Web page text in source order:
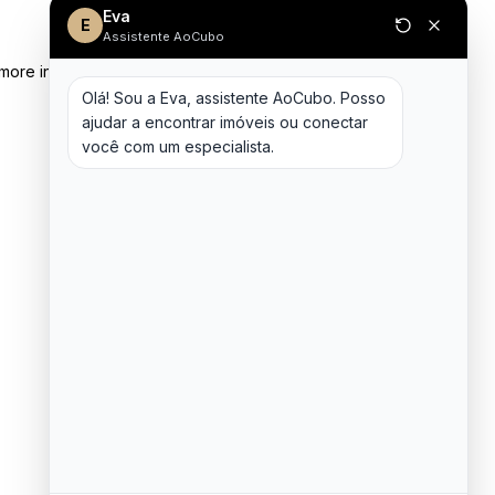
information)
E Eva
Assistente AoCubo
Olá! Sou a Eva, assistente AoCubo. Posso
ajudar a encontrar imóveis ou conectar
você com um especialista.